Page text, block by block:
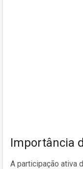
Importância
A participação ativa